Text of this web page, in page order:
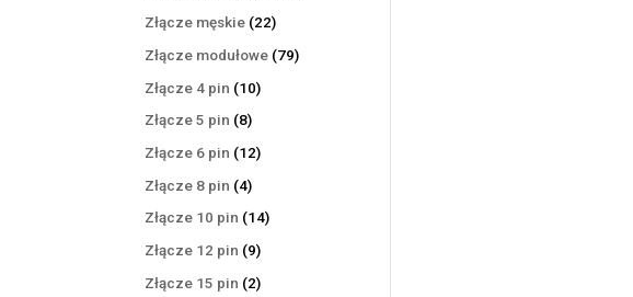
Złącze męskie 2222
produkty
Złącze modułowe 7979
Złącze 4 pin 1010
Złącze 5 pin 88
produktów
Złącze 6 pin 1212
Złącze 8 pin 44
produkty
Złącze 10 pin 1414
Złącze 12 pin 99
produktów
Złącze 15 pin 22